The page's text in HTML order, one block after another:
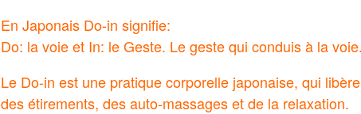
En Japonais Do-in signifie:
Do: la voie et In: le Geste. Le geste qui conduis à la voie.
Le Do-in est une pratique corporelle japonaise, qui
des étirements, des auto-massages et de la relaxation.